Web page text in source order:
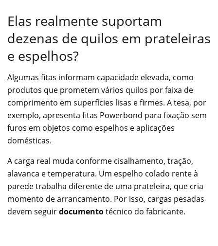
Elas realmente suportam
dezenas de quilos em prateleiras
e espelhos?
Algumas fitas informam capacidade elevada, como
produtos que prometem vários quilos por faixa de
comprimento em superfícies lisas e firmes. A tesa, por
exemplo, apresenta fitas Powerbond para fixação sem
furos em objetos como espelhos e aplicações
domésticas.
A carga real muda conforme cisalhamento, tração,
alavanca e temperatura. Um espelho colado rente à
parede trabalha diferente de uma prateleira, que cria
momento de arrancamento. Por isso, cargas pesadas
devem seguirdocumentotécnico do fabricante.